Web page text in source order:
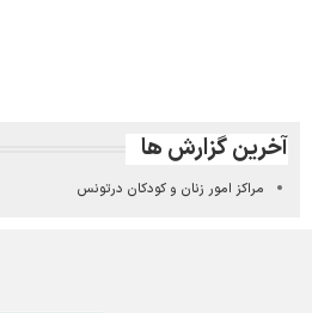
آخرین گزارش ها
مراکز امور زنان و کودکان درتونس